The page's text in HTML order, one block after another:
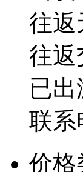
往返
往返
已出
联系
价格